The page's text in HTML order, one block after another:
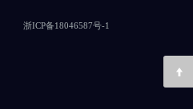
浙ICP备18046587号-1